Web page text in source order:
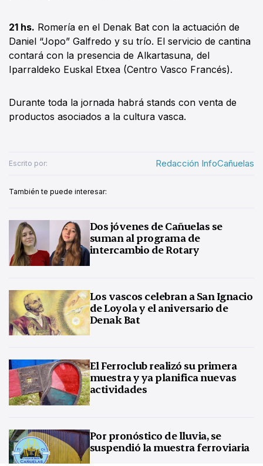
21 hs. Romería en el Denak Bat con la actuación de
Daniel “Jopo” Galfredo y su trío. El servicio de cantina
contará con la presencia de Alkartasuna, del
Iparraldeko Euskal Etxea (Centro Vasco Francés).
Durante toda la jornada habrá stands con venta de
productos asociados a la cultura vasca.
Escrito por: Redacción InfoCañuelas
También te puede interesar:
Dos jóvenes de Cañuelas se
suman al programa de
intercambio de Rotary
Los vascos celebran a San Ignacio
de Loyola y el aniversario de
Denak Bat
El Ferroclub realizó su primera
muestra y ya planifica nuevas
actividades
Por pronóstico de lluvia, se
suspendió la muestra ferroviaria